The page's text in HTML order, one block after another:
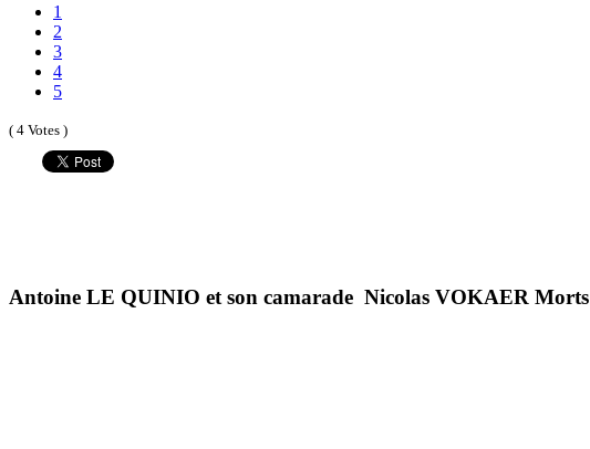
1
2
3
4
5
( 4 Votes )
Antoine LE QUINIO et son camarade Nicolas VOKAER